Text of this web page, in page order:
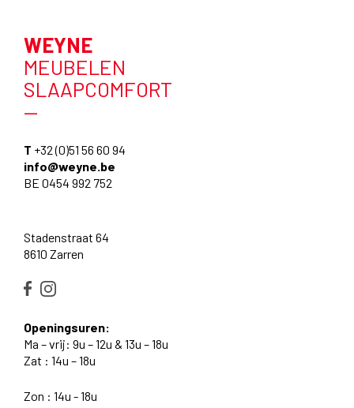
WEYNE
MEUBELEN
SLAAPCOMFORT
—
T +32 (0)51 56 60 94
info@weyne.be
BE 0454 992 752
Stadenstraat 64
8610 Zarren
Openingsuren:
Ma – vrij: 9u – 12u & 13u – 18u
Zat : 14u – 18u
Zon : 14u - 18u